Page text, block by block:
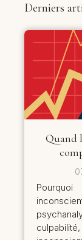
Derniers
Quand